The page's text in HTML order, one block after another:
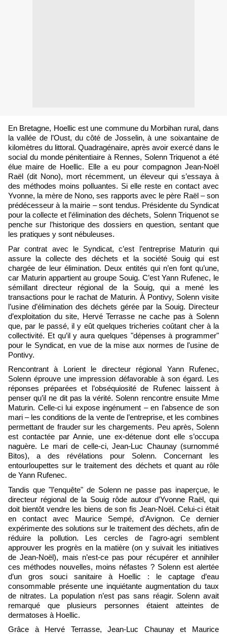
En Bretagne, Hoellic est une commune du Morbihan rural, dans
la vallée de l’Oust, du côté de Josselin, à une soixantaine de
kilomètres du littoral. Quadragénaire, après avoir exercé dans le
social du monde pénitentiaire à Rennes, Solenn Triquenot a été
élue maire de Hoellic. Elle a eu pour compagnon Jean-Noël
Raël (dit Nono), mort récemment, un éleveur qui s’essaya à
des méthodes moins polluantes. Si elle reste en contact avec
Yvonne, la mère de Nono, ses rapports avec le père Raël – son
prédécesseur à la mairie – sont tendus. Présidente du Syndicat
pour la collecte et l’élimination des déchets, Solenn Triquenot se
penche sur l’historique des dossiers en question, sentant que
les pratiques y sont nébuleuses.
Par contrat avec le Syndicat, c’est l’entreprise Maturin qui
assure la collecte des déchets et la société Souig qui est
chargée de leur élimination. Deux entités qui n’en font qu’une,
car Maturin appartient au groupe Souig. C’est Yann Rufenec, le
sémillant directeur régional de la Souig, qui a mené les
transactions pour le rachat de Maturin. À Pontivy, Solenn visite
l’usine d’élimination des déchets gérée par la Souig. Directeur
d’exploitation du site, Hervé Terrasse ne cache pas à Solenn
que, par le passé, il y eût quelques tricheries coûtant cher à la
collectivité. Et qu’il y aura quelques "dépenses à programmer"
pour le Syndicat, en vue de la mise aux normes de l'usine de
Pontivy.
Rencontrant à Lorient le directeur régional Yann Rufenec,
Solenn éprouve une impression défavorable à son égard. Les
réponses préparées et l’obséquiosité de Rufenec laissent à
penser qu’il ne dit pas la vérité. Solenn rencontre ensuite Mme
Maturin. Celle-ci lui expose ingénument – en l’absence de son
mari – les conditions de la vente de l’entreprise, et les combines
permettant de frauder sur les chargements. Peu après, Solenn
est contactée par Annie, une ex-détenue dont elle s’occupa
naguère. Le mari de celle-ci, Jean-Luc Chaunay (surnommé
Bitos), a des révélations pour Solenn. Concernant les
entourloupettes sur le traitement des déchets et quant au rôle
de Yann Rufenec.
Tandis que "l’enquête" de Solenn ne passe pas inaperçue, le
directeur régional de la Souig rôde autour d’Yvonne Raël, qui
doit bientôt vendre les biens de son fis Jean-Noël. Celui-ci était
en contact avec Maurice Sempé, d’Avignon. Ce dernier
expérimente des solutions sur le traitement des déchets, afin de
réduire la pollution. Les cercles de l’agro-agri semblent
approuver les progrès en la matière (on y suivait les initiatives
de Jean-Noël), mais n’est-ce pas pour récupérer et annihiler
ces méthodes nouvelles, moins néfastes ? Solenn est alertée
d’un gros souci sanitaire à Hoellic : le captage d’eau
consommable présente une inquiétante augmentation du taux
de nitrates. La population n’est pas sans réagir. Solenn avait
remarqué que plusieurs personnes étaient atteintes de
dermatoses à Hoellic.
Grâce à Hervé Terrasse, Jean-Luc Chaunay et Maurice